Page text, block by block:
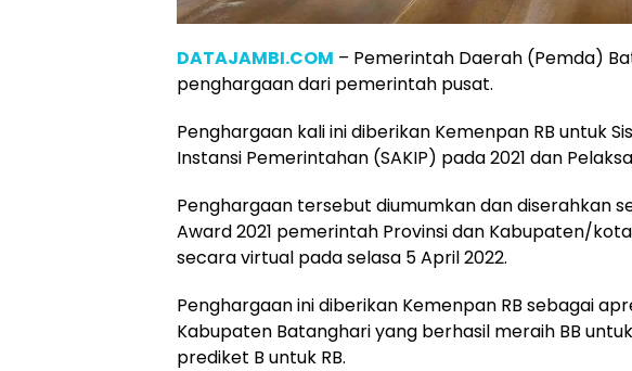
DATAJAMBI.COM – Pemerintah Daerah (Pemda)
penghargaan dari pemerintah pusat.
Penghargaan kali ini diberikan Kemenpan RB untuk
Instansi Pemerintahan (SAKIP) pada 2021 dan
Penghargaan tersebut diumumkan dan diserahkan
Award 2021 pemerintah Provinsi dan Kabupaten/
secara virtual pada selasa 5 April 2022.
Penghargaan ini diberikan Kemenpan RB sebagai
Kabupaten Batanghari yang berhasil meraih BB
prediket B untuk RB.